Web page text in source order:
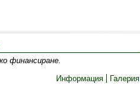
финансиране.
Информация
Галерия